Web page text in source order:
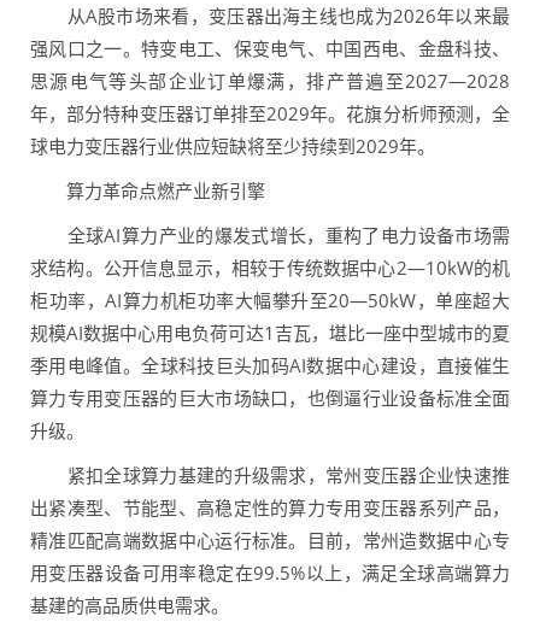
从A股市场来看，变压器出海主线也成为2026年以来最
强风口之一。特变电工、保变电气、中国西电、金盘科技、
思源电气等头部企业订单爆满，排产普遍至2027—2028
年，部分特种变压器订单排至2029年。花旗分析师预测，全
球电力变压器行业供应短缺将至少持续到2029年。
算力革命点燃产业新引擎
全球AI算力产业的爆发式增长，重构了电力设备市场需
求结构。公开信息显示，相较于传统数据中心2—10kW的机
柜功率，AI算力机柜功率大幅攀升至20—50kW，单座超大
规模AI数据中心用电负荷可达1吉瓦，堪比一座中型城市的夏
季用电峰值。全球科技巨头加码AI数据中心建设，直接催生
算力专用变压器的巨大市场缺口，也倒逼行业设备标准全面
升级。
紧扣全球算力基建的升级需求，常州变压器企业快速推
出紧凑型、节能型、高稳定性的算力专用变压器系列产品，
精准匹配高端数据中心运行标准。目前，常州造数据中心专
用变压器设备可用率稳定在99.5%以上，满足全球高端算力
基建的高品质供电需求。